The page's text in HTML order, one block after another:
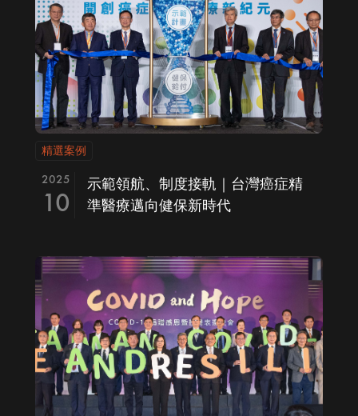
2025
10
示範領航、制度接軌｜台灣癌症精
準醫療邁向健保新時代
精選案例